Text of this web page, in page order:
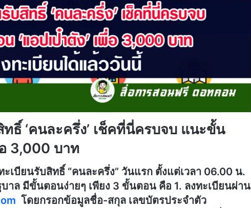
ธิ์ ‘คนละครึ่ง’ เช็คที่นี่ครบจบ แนะขั้น
อ 3,000 บาท
ะเบียนรับสิทธิ์ “คนละครึ่ง” วันแรก ตั้งแต่เวลา 06.00 น.
าล มีขั้นตอนง่ายๆ เพียง 3 ขั้นตอน คือ 1. ลงทะเบียนผ่าน
โดยกรอกข้อมูลชื่อ-สกุล เลขบัตรประจำตัว